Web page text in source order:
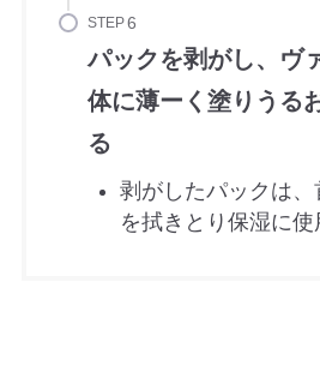
STEP
パックを剥がし、ヴ
体に薄ーく塗りうる
る
剥がしたパックは
を拭きとり保湿に